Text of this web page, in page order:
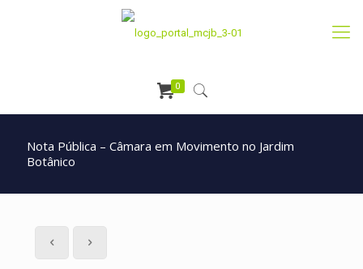
0
Nota Pública – Câmara em Movimento no Jardim
Botânico